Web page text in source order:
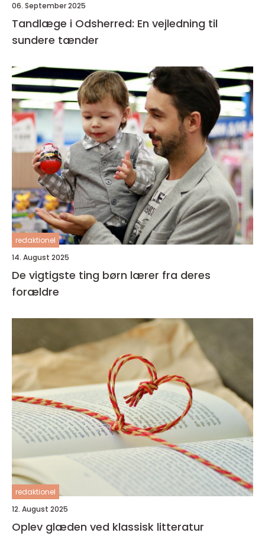
06. September 2025
Tandlæge i Odsherred: En vejledning til
sundere tænder
redaktionel
14. August 2025
De vigtigste ting børn lærer fra deres
forældre
redaktionel
12. August 2025
Oplev glæden ved klassisk litteratur